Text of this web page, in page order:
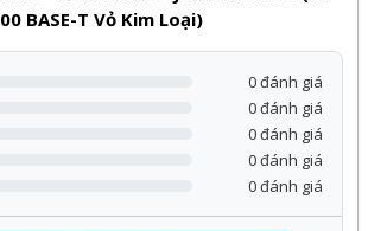
BASE-T Vỏ Kim Loại)
0 đánh giá
0 đánh giá
0 đánh giá
0 đánh giá
0 đánh giá